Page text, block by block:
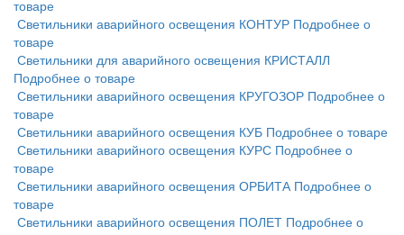
товаре
Светильники аварийного освещения КОНТУР Подробнее о
товаре
Светильники для аварийного освещения КРИСТАЛЛ
Подробнее о товаре
Светильники аварийного освещения КРУГОЗОР Подробнее о
товаре
Светильники аварийного освещения КУБ Подробнее о товаре
Светильники аварийного освещения КУРС Подробнее о
товаре
Светильники аварийного освещения ОРБИТА Подробнее о
товаре
Светильники аварийного освещения ПОЛЕТ Подробнее о